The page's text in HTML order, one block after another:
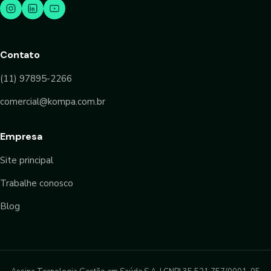
Contato
(11) 97895-2266
comercial@kompa.com.br
Empresa
Site principal
Trabalhe conosco
Blog